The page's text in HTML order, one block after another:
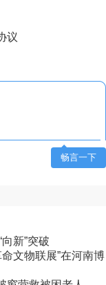
议
畅言一下
新”突破
文物联展”在河南博